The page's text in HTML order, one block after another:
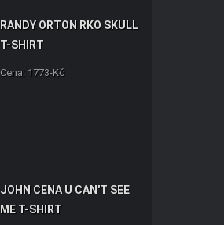
RANDY ORTON RKO SKULL
T-SHIRT
Cena: 1773-Kč
JOHN CENA U CAN'T SEE
ME T-SHIRT